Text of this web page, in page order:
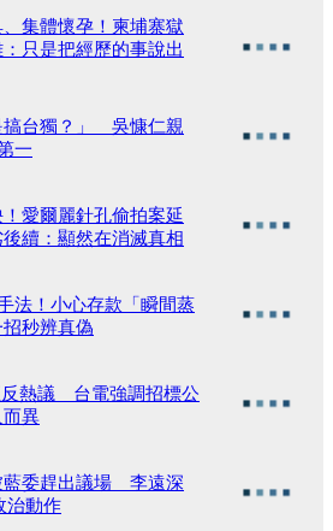
集體懷孕！柬埔寨獄
只是把經歷的事說出
搞台獨？」 吳慷仁親
一
愛爾麗針孔偷拍案延
續：顯然在消滅真相
法！小心存款「瞬間蒸
秒辨真偽
熱議 台電強調招標公
異
藍委趕出議場 李遠深
治動作